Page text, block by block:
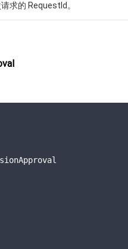
求的 RequestId。